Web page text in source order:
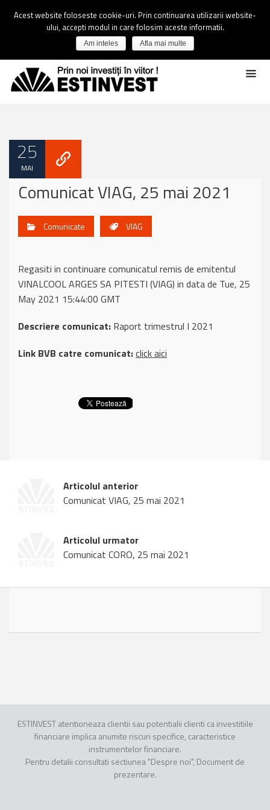
25
MAI
Comunicat VIAG, 25 mai 2021
Comunicate VIAG
Regasiti in continuare comunicatul remis de emitentul
VINALCOOL ARGES SA PITESTI (VIAG) in data de Tue, 25
May 2021 15:44:00 GMT
Descriere comunicat: Raport trimestrul I 2021
Link BVB catre comunicat:click aici
Articolul anterior
Comunicat VIAG, 25 mai 2021
Articolul urmator
Comunicat CORO, 25 mai 2021
ESTINVEST atentioneaza clientii sau potentialii clienti ca investitiile
financiare implica anumite riscuri specifice, caracteristice
instrumentelor financiare.
Pentru detalii consultati sectiunea "Despre noi", Document de
prezentare.
Acest website foloseste cookie-uri. Prin continuarea utilizarii website-
ului, accepti modul in care folosim aceste informatii.
Am inteles Afla mai multe